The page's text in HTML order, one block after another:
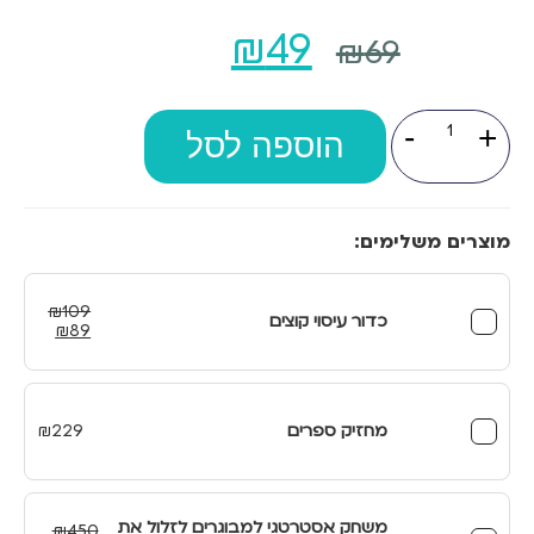
₪69
המחיר
היה:
₪49
הוא:
-
כמות
של
מגדלת
+ הוספה לסל
מוצרים משלימים:
כדור עיסוי קוצים ₪109
המחיר
היה:
₪109.
₪89 המחיר
הוא:
₪89.
מחזיק ספרים
₪229
משחק אסטרטגי למבוגרים לזלול את